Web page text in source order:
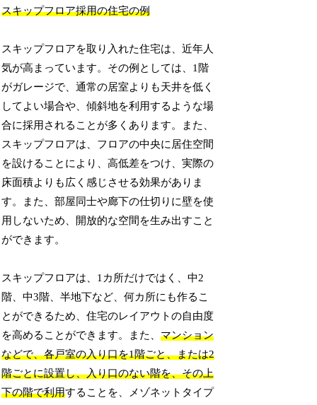
スキップフロア採用の住宅の例
スキップフロアを取り入れた住宅は、近年人
気が高まっています。その例としては、1階
がガレージで、通常の居室よりも天井を低く
してよい場合や、傾斜地を利用するような場
合に採用されることが多くあります。また、
スキップフロアは、フロアの中央に居住空間
を設けることにより、高低差をつけ、実際の
床面積よりも広く感じさせる効果がありま
す。また、部屋同士や廊下の仕切りに壁を使
用しないため、開放的な空間を生み出すこと
ができます。
スキップフロアは、1カ所だけではく、中2
階、中3階、半地下など、何カ所にも作るこ
とができるため、住宅のレイアウトの自由度
を高めることができます。また、マンション
などで、各戸室の入り口を1階ごと、または2
階ごとに設置し、入り口のない階を、その上
下の階で利用することを、メゾネットタイプ